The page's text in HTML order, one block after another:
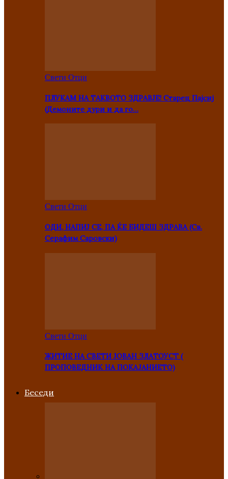
Свети Отци
ПЛУКАМ НА ТАКВОТО ЗДРАВЈЕ! Старец Пајсиј
(Демоните дури и да го…
Свети Отци
ОДИ, НАПИЈ СЕ, ПА ЌЕ БИДЕШ ЗДРАВА (Св.
Серафим Саровски)
Свети Отци
ЖИТИЕ НА СВЕТИ ЈОВАН ЗЛАТОУСТ (
ПРОПОВЕДНИК НА ПОКАЈАНИЕТО)
Беседи